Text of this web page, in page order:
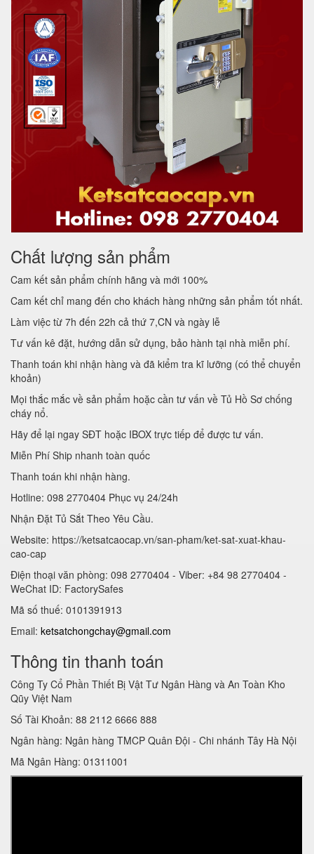
Chất lượng sản phẩm
Cam kết sản phẩm chính hãng và mới 100%
Cam kết chỉ mang đến cho khách hàng những sản phẩm tốt nhất.
Làm việc từ 7h đến 22h cả thứ 7,CN và ngày lễ
Tư vấn kê đặt, hướng dẫn sử dụng, bảo hành tại nhà miễn phí.
Thanh toán khi nhận hàng và đã kiểm tra kĩ lưỡng (có thể chuyển
khoản)
Mọi thắc mắc về sản phẩm hoặc cần tư vấn về Tủ Hồ Sơ chống
cháy nổ.
Hãy để lại ngay SĐT hoặc IBOX trực tiếp để được tư vấn.
Miễn Phí Ship nhanh toàn quốc
Thanh toán khi nhận hàng.
Hotline: 098 2770404 Phục vụ 24/24h
Nhận Đặt Tủ Sắt Theo Yêu Cầu.
Website: https://ketsatcaocap.vn/san-pham/ket-sat-xuat-khau-
cao-cap
Điện thoại văn phòng: 098 2770404 - Viber: +84 98 2770404 -
WeChat ID: FactorySafes
Mã số thuế: 0101391913
Email: ketsatchongchay@gmail.com
Thông tin thanh toán
Công Ty Cổ Phần Thiết Bị Vật Tư Ngân Hàng và An Toàn Kho
Qũy Việt Nam
Số Tài Khoản: 88 2112 6666 888
Ngân hàng: Ngân hàng TMCP Quân Đội - Chi nhánh Tây Hà Nội
Mã Ngân Hàng: 01311001